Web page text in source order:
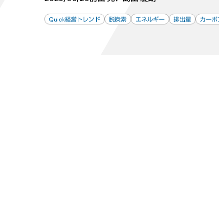
Quick経営トレンド 脱炭素 エネルギー 排出量 カー